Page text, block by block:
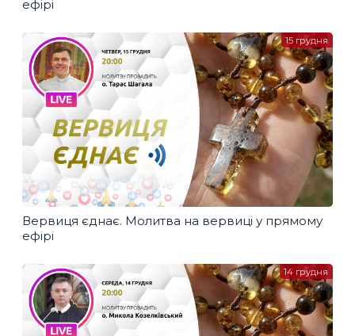
ефірі
Вервиця єднає. Молитва на вервиці у прямому
ефірі
15 грудня
14 грудня